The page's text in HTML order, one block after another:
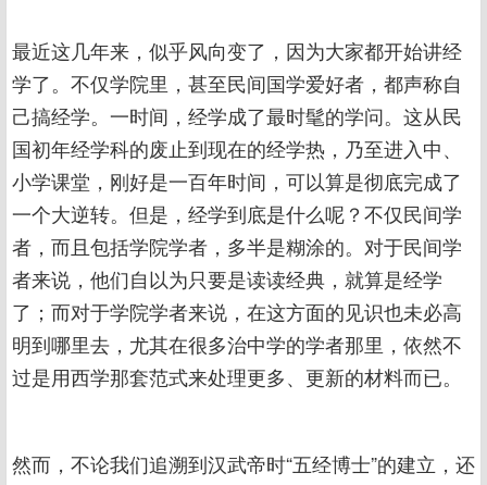
最近这几年来，似乎风向变了，因为大家都开始讲经
学了。不仅学院里，甚至民间国学爱好者，都声称自
己搞经学。一时间，经学成了最时髦的学问。这从民
国初年经学科的废止到现在的经学热，乃至进入中、
小学课堂，刚好是一百年时间，可以算是彻底完成了
一个大逆转。但是，经学到底是什么呢？不仅民间学
者，而且包括学院学者，多半是糊涂的。对于民间学
者来说，他们自以为只要是读读经典，就算是经学
了；而对于学院学者来说，在这方面的见识也未必高
明到哪里去，尤其在很多治中学的学者那里，依然不
过是用西学那套范式来处理更多、更新的材料而已。
然而，不论我们追溯到汉武帝时“五经博士”的建立，还